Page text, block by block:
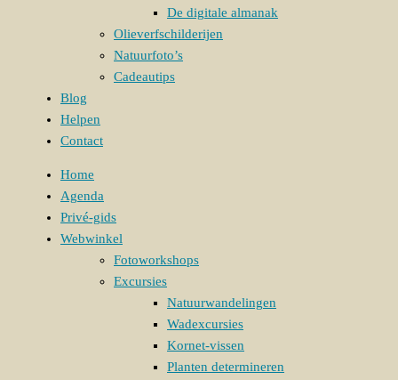
De digitale almanak
Olieverfschilderijen
Natuurfoto’s
Cadeautips
Blog
Helpen
Contact
Home
Agenda
Privé-gids
Webwinkel
Fotoworkshops
Excursies
Natuurwandelingen
Wadexcursies
Kornet-vissen
Planten determineren